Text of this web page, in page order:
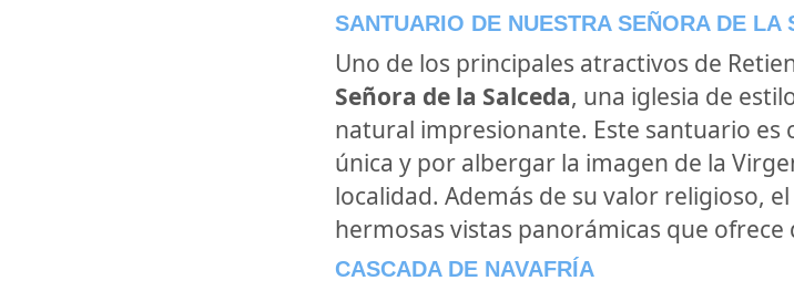
SANTUARIO DE NUESTRA SEÑORA DE LA
Uno de los principales atractivos de
Señora de la Salceda, una iglesia de
natural impresionante. Este santuario
única y por albergar la imagen de la
localidad. Además de su valor religioso,
hermosas vistas panorámicas que ofrece
CASCADA DE NAVAFRÍA